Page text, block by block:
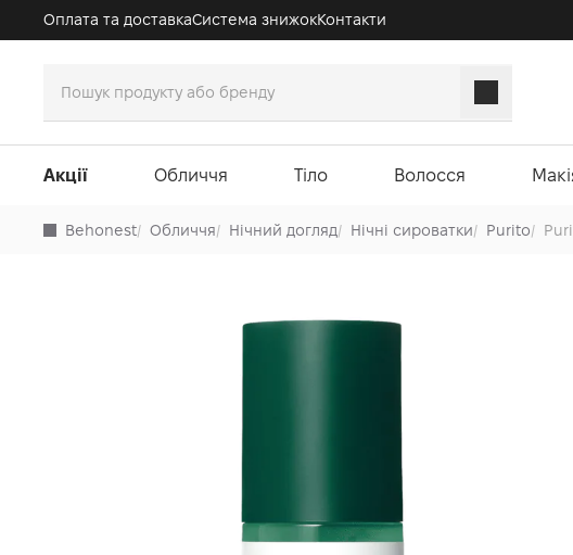
Оплата та доставкаСистема знижокКонтакти
Акції Обличчя Тіло Волосся
Behonest/ Обличчя/ Нічний догляд/ Нічні сироватки/ Purito/